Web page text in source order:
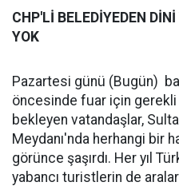
CHP'Lİ BELEDİYEDEN
YOK
Pazartesi günü (Bugün)
öncesinde fuar için gerekli
bekleyen vatandaşlar,
Meydanı'nda herhangi bir
görünce şaşırdı. Her yıl
yabancı turistlerin de